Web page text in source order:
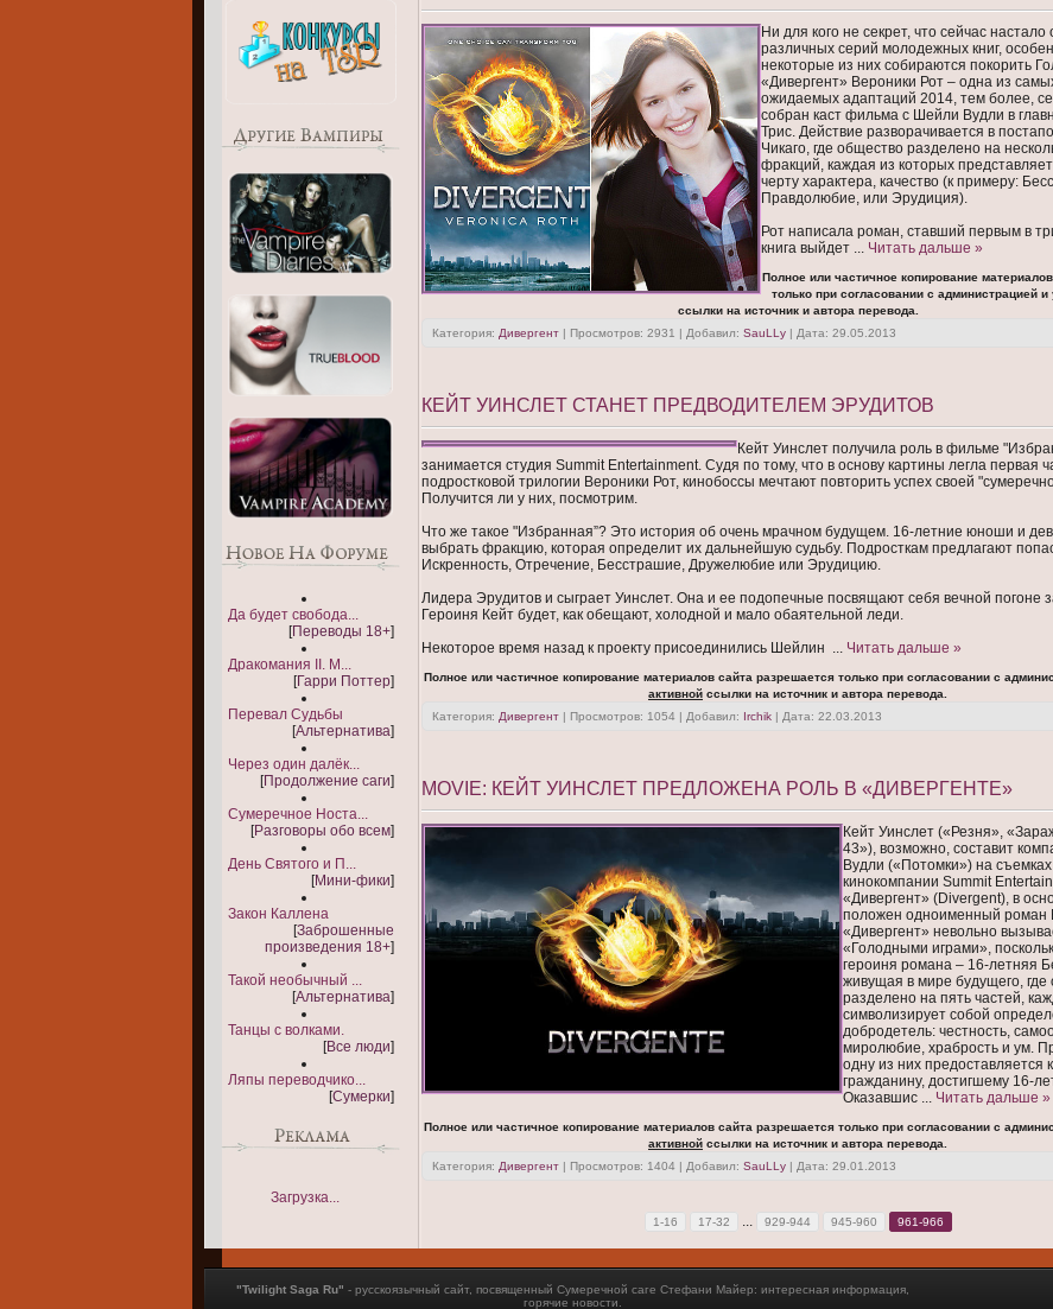
Да будет свобода...
[Переводы 18+]
Дракомания II. М...
[Гарри Поттер]
Перевал Судьбы
[Альтернатива]
Через один далёк...
[Продолжение саги]
Сумеречное Носта...
[Разговоры обо всем]
День Святого и П...
[Мини-фики]
Закон Каллена
[Заброшенные
произведения 18+]
Такой необычный ...
[Альтернатива]
Танцы с волками.
[Все люди]
Ляпы переводчико...
[Сумерки]
Загрузка...
Ни для кого не секрет, что сейчас
различных серий молодежных книг,
некоторые из них собираются покорить
«Дивергент» Вероники Рот – одна из
ожидаемых адаптаций 2014, тем более,
собран каст фильма с Шейли Вудли в
Трис. Действие разворачивается в
Чикаго, где общество разделено на
фракций, каждая из которых
черту характера, качество (к примеру:
Правдолюбие, или Эрудиция).
Рот написала роман, ставший первым в
книга выйдет ... Читать дальше »
Полное или частичное копирование
только при согласовании с администрацией и
ссылки на источник и автора перевода.
Категория: Дивергент | Просмотров: 2931 | Добавил: SauLLy | Дата: 29.05.2013
КЕЙТ УИНСЛЕТ СТАНЕТ ПРЕДВОДИТЕЛЕМ ЭРУДИТОВ
Кейт Уинслет получила роль в фильме
занимается студия Summit Entertainment. Судя по тому, что в основу картины легла первая
подростковой трилогии Вероники Рот, кинобоссы мечтают повторить успех своей
Получится ли у них, посмотрим.
Что же такое "Избранная”? Это история об очень мрачном будущем. 16-летние юноши и
выбрать фракцию, которая определит их дальнейшую судьбу. Подросткам предлагают
Искренность, Отречение, Бесстрашие, Дружелюбие или Эрудицию.
Лидера Эрудитов и сыграет Уинслет. Она и ее подопечные посвящают себя вечной погоне
Героиня Кейт будет, как обещают, холодной и мало обаятельной леди.
Некоторое время назад к проекту присоединились Шейлин ... Читать дальше »
Полное или частичное копирование материалов сайта разрешается только при согласовании с
активной ссылки на источник и автора перевода.
Категория: Дивергент | Просмотров: 1054 | Добавил: Irchik | Дата: 22.03.2013
MOVIE: КЕЙТ УИНСЛЕТ ПРЕДЛОЖЕНА РОЛЬ В «ДИВЕРГЕНТЕ»
Кейт Уинслет («Резня»,
43»), возможно, составит
Вудли («Потомки») на
кинокомпании Summit
«Дивергент» (Divergent), в
положен одноименный роман
«Дивергент» невольно
«Голодными играми»,
героиня романа – 16-летняя
живущая в мире будущего, где
разделено на пять частей,
символизирует собой
добродетель: честность,
миролюбие, храбрость и ум.
одну из них предоставляется
гражданину, достигшему 16-
Оказавшис ... Читать дальше »
Полное или частичное копирование материалов сайта разрешается только при согласовании с
активной ссылки на источник и автора перевода.
Категория: Дивергент | Просмотров: 1404 | Добавил: SauLLy | Дата: 29.01.2013
1-16 17-32 ... 929-944 945-960 961-966
"Twilight Saga Ru" - русскоязычный сайт, посвященный Сумеречной саге Стефани Майер: интересная информация,
горячие новости.